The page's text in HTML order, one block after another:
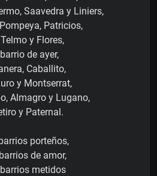
Saavedra y Liniers,
Patricios,
y Flores,
de ayer,
Caballito,
y Montserrat,
Almagro y Lugano,
y Paternal.
porteños,
de amor,
metidos